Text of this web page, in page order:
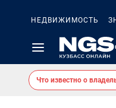
НЕДВИЖИМОСТЬ
Что известно о